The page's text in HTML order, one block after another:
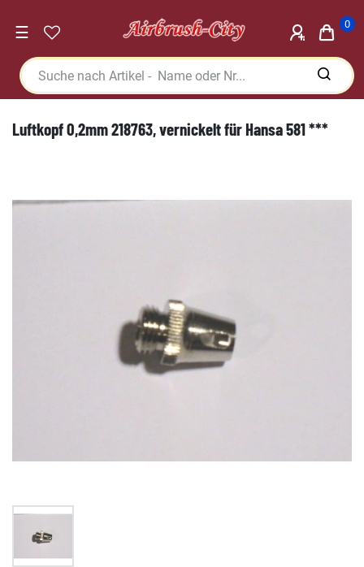
☰ 0
Luftkopf 0,2mm 218763, vernickelt für Hansa 581 ***